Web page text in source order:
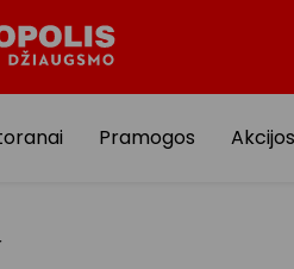
Pramogos Akcijos